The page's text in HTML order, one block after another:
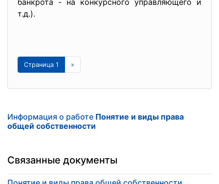
банкрота - на конкурсного управляющего и
т.д.).
Страница 1 »
Информация о работе Понятие и виды права
общей собственности
Связанные документы